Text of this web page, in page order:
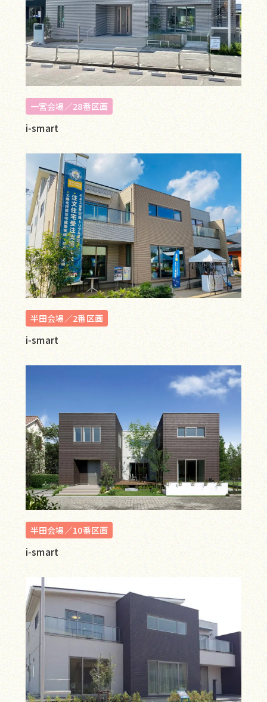
一宮会場／28番区画
i-smart
半田会場／2番区画
i-smart
半田会場／10番区画
i-smart